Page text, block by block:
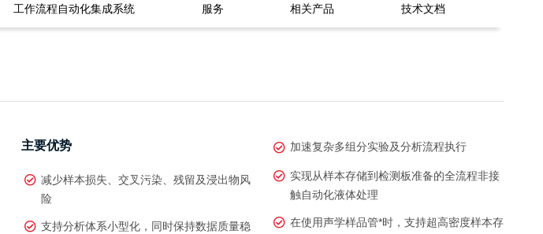
工作流程自动化集成系统 服务 相关产品 技术文档
主要优势
减少样本损失、交叉污染、残留及浸出物风
险
支持分析体系小型化，同时保持数据质量稳
加速复杂多组分实验及分析流程执行
实现从样本存储到检测板准备的全流程非接
触自动化液体处理
在使用声学样品管*时，支持超高密度样本存